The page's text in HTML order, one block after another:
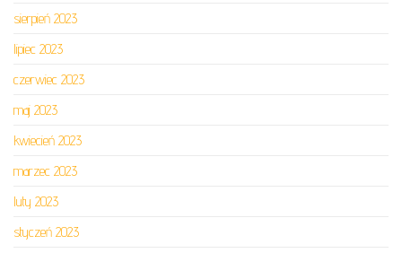
sierpień 2023
lipiec 2023
czerwiec 2023
maj 2023
kwiecień 2023
marzec 2023
luty 2023
styczeń 2023